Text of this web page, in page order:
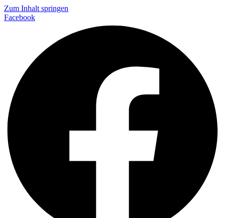
Zum Inhalt springen
Facebook